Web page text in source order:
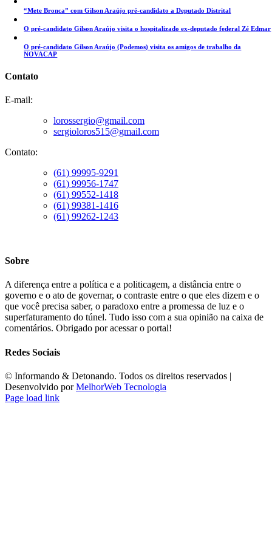
“Mete Bronca” com Gilson Araújo pré-candidato a Deputado Distrital
O pré-candidato Gilson Araújo visita o hospitalizado ex-deputado federal Zé Edmar
O pré-candidato Gilson Araújo (Podemos) visita os amigos de trabalho da
NOVACAP
Contato
E-mail:
lorossergio@gmail.com
sergioloros515@gmail.com
Contato:
(61) 99995-9291
(61) 99956-1747
(61) 99552-1418
(61) 99381-1416
(61) 99262-1243
Sobre
A diferença entre a política e a politicagem, a distância entre o
governo e o ato de governar, o contraste entre o que eles dizem e o
que você precisa saber, o paradoxo entre a promessa de luz e o
superfaturamento do túnel. Tudo isso com a sua opinião na caixa de
comentários. Obrigado por acessar o portal!
Redes Sociais
©️ Informando & Detonando. Todos os direitos reservados |
Desenvolvido porMelhorWeb Tecnologia
Page load link